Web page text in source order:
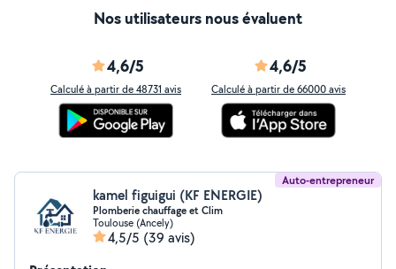
Nos utilisateurs nous évaluent
4,6/5
Calculé à partir de 48731 avis
4,6/5
Calculé à partir de 66000 avis
Auto-entrepreneur
kamel figuigui (KF ENERGIE)
Plomberie chauffage et Clim
Toulouse (Ancely)
4,5/5 (39 avis)